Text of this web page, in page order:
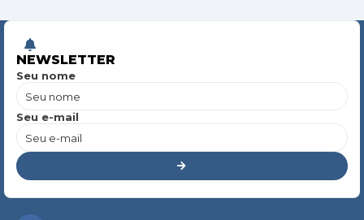
NEWSLETTER
Seu nome
Seu e-mail